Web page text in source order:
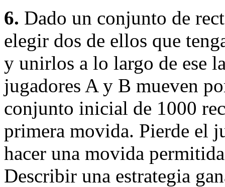
6. Dado un conjunto de
elegir dos de ellos que
y unirlos a lo largo de ese
jugadores A y B mueven
conjunto inicial de 1000
primera movida. Pierde el
hacer una movida
Describir una estrategia